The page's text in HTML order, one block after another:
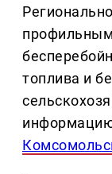
топлива и